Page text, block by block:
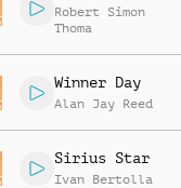
Robert Simon
Thoma
Winner Day
Alan Jay Reed
Sirius Star
Ivan Bertolla